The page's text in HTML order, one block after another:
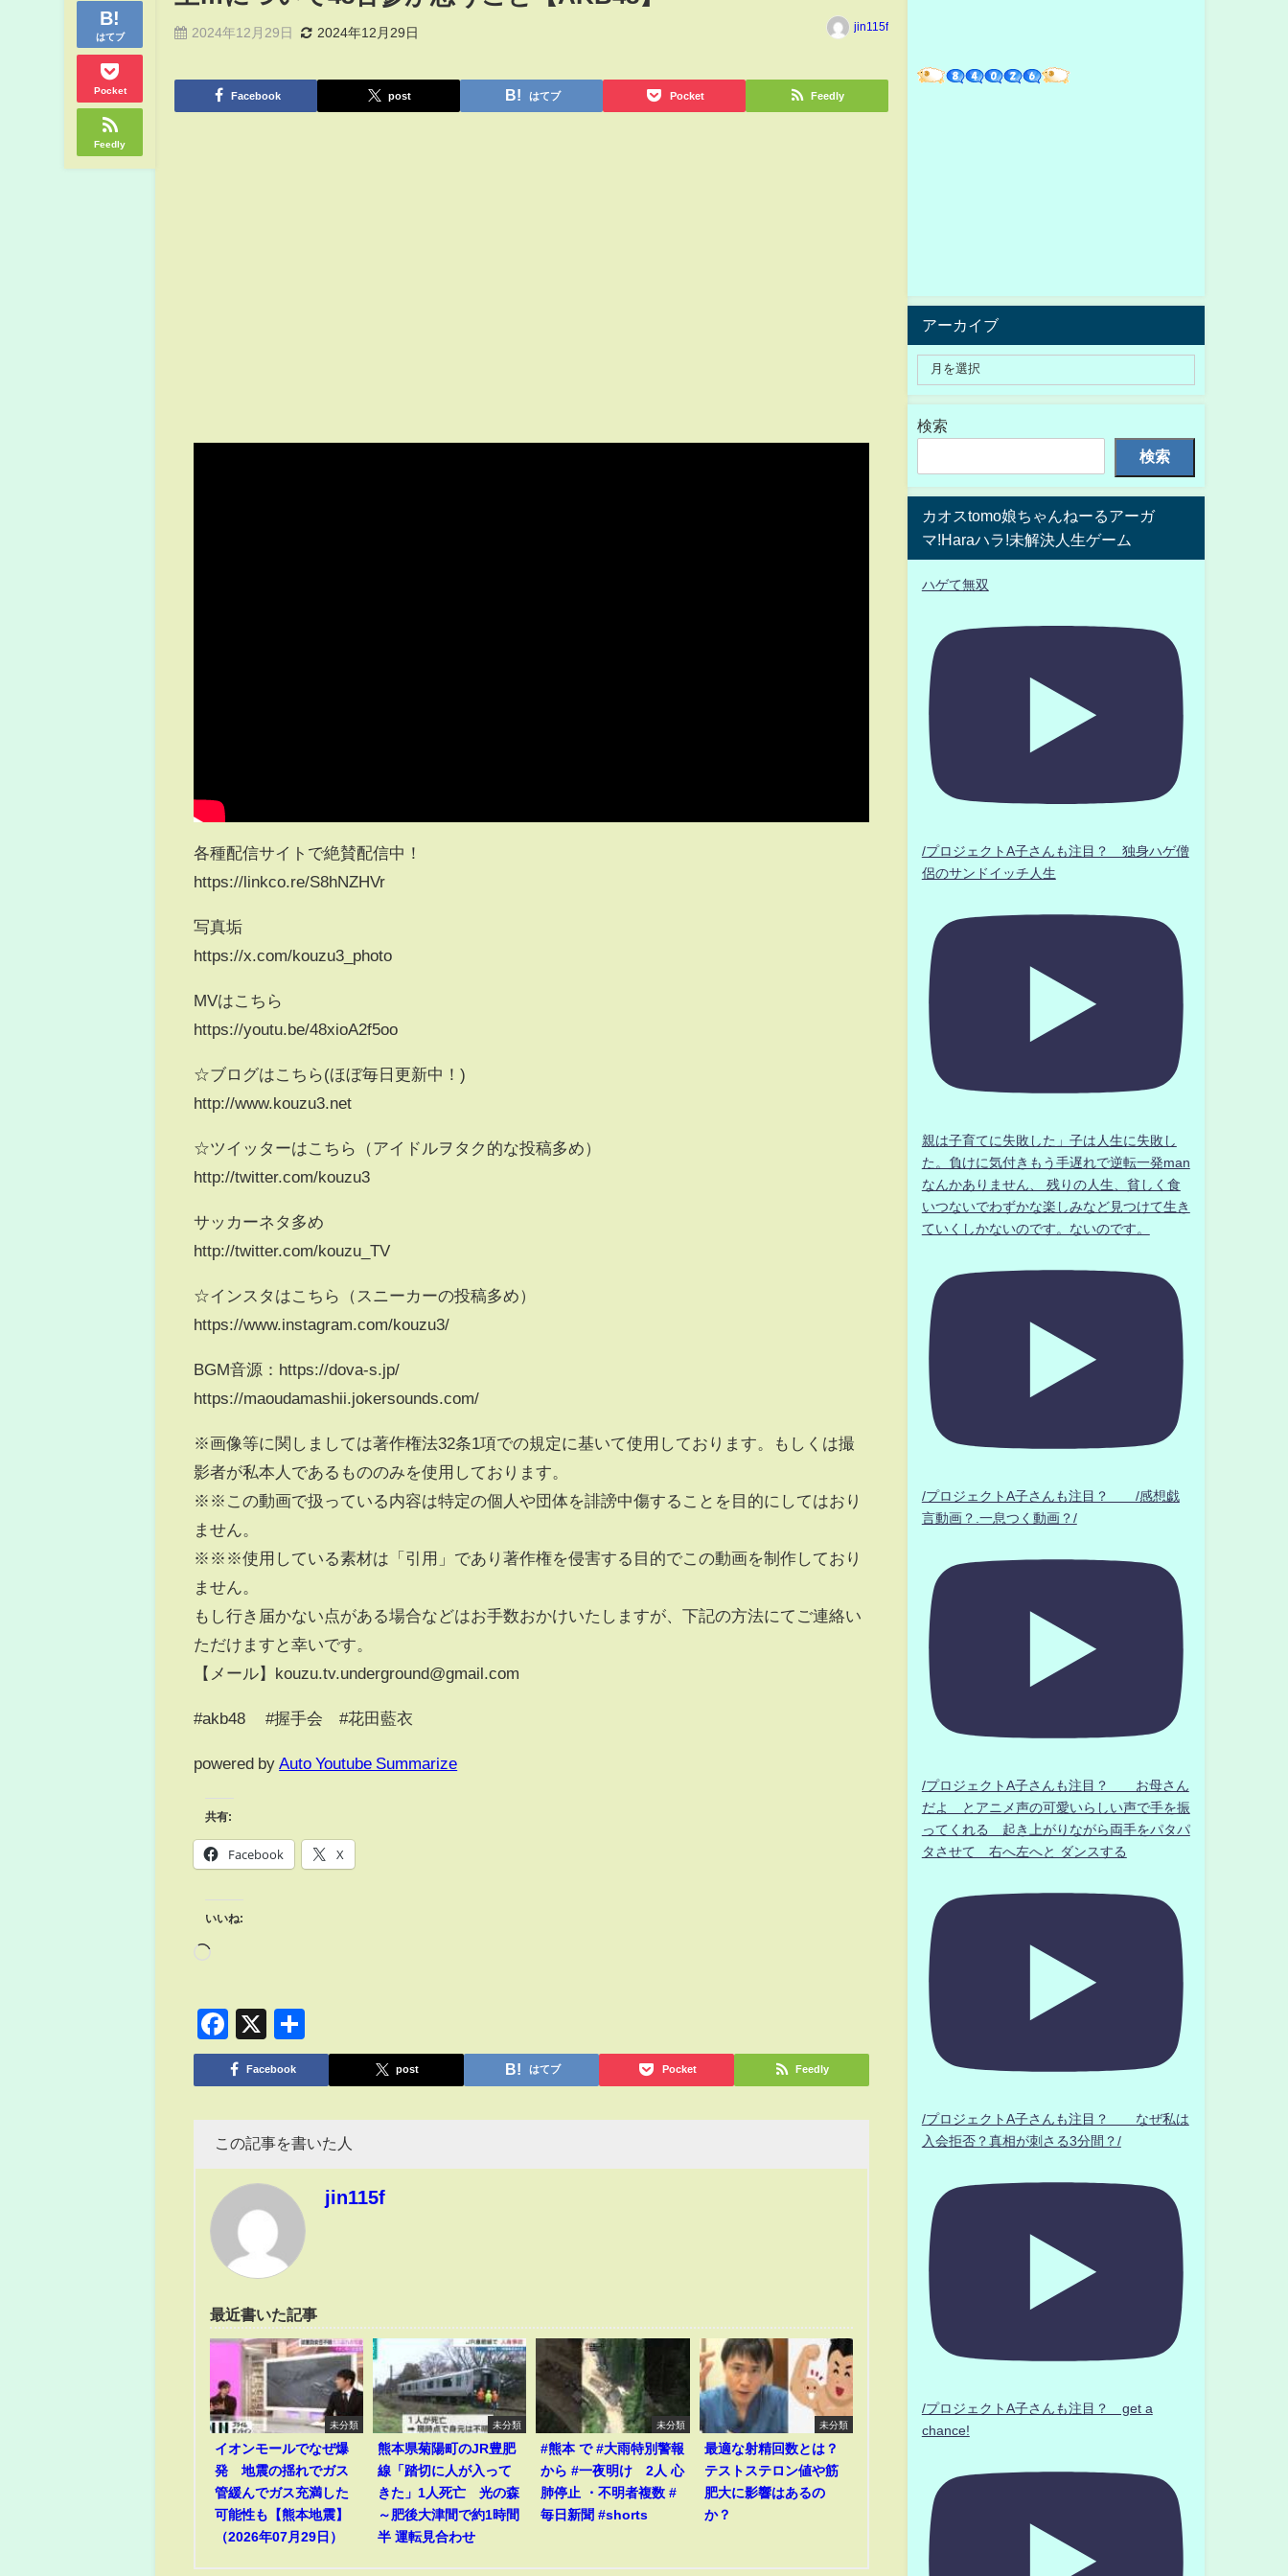
はてブ
Pocket
Feedly
2024年12月29日 2024年12月29日 jin115f
Facebook post はてブ Pocket Feedly
各種配信サイトで絶賛配信中！
https://linkco.re/S8hNZHVr
写真垢
https://x.com/kouzu3_photo
MVはこちら
https://youtu.be/48xioA2f5oo
☆ブログはこちら(ほぼ毎日更新中！)
http://www.kouzu3.net
☆ツイッターはこちら（アイドルヲタク的な投稿多め）
http://twitter.com/kouzu3
サッカーネタ多め
http://twitter.com/kouzu_TV
☆インスタはこちら（スニーカーの投稿多め）
https://www.instagram.com/kouzu3/
BGM音源：https://dova-s.jp/
https://maoudamashii.jokersounds.com/
※画像等に関しましては著作権法32条1項での規定に基いて使用しております。もしくは撮
影者が私本人であるもののみを使用しております。
※※この動画で扱っている内容は特定の個人や団体を誹謗中傷することを目的にしてはおり
ません。
※※※使用している素材は「引用」であり著作権を侵害する目的でこの動画を制作しており
ません。
もし行き届かない点がある場合などはお手数おかけいたしますが、下記の方法にてご連絡い
ただけますと幸いです。
【メール】kouzu.tv.underground@gmail.com
#akb48 #握手会 #花田藍衣
powered by Auto Youtube Summarize
共有:
Facebook X
いいね:
Facebook
X
有
Facebook post はてブ Pocket Feedly
この記事を書いた人
jin115f
最近書いた記事
未分類
イオンモールでなぜ爆
発 地震の揺れでガス
管緩んでガス充満した
可能性も【熊本地震】
（2026年07月29日）
未分類
熊本県菊陽町のJR豊肥
線「踏切に人が入って
きた」1人死亡 光の森
～肥後大津間で約1時間
半 運転見合わせ
未分類
#熊本 で #大雨特別警報
から #一夜明け 2人 心
肺停止 ・不明者複数 #
毎日新聞 #shorts
未分類
最適な射精回数とは？
テストステロン値や筋
肥大に影響はあるの
か？
アーカイブ
検索
検索
カオスtomo娘ちゃんねーるアーガ
マ!Haraハラ!未解決人生ゲーム
ハゲて無双
/プロジェクトA子さんも注目？ 独身ハゲ僧
侶のサンドイッチ人生
親は子育てに失敗した」子は人生に失敗し
た。負けに気付きもう手遅れで逆転一発man
なんかありません、 残りの人生、貧しく食
いつないでわずかな楽しみなど見つけて生き
ていくしかないのです。ないのです。
/プロジェクトA子さんも注目？ /感想戯
言動画？.一息つく動画？/
/プロジェクトA子さんも注目？ お母さん
だよ とアニメ声の可愛いらしい声で手を振
ってくれる 起き上がりながら両手をパタパ
タさせて 右へ左へと ダンスする
/プロジェクトA子さんも注目？ なぜ私は
入会拒否？真相が刺さる3分間？/
/プロジェクトA子さんも注目？ get a
chance!